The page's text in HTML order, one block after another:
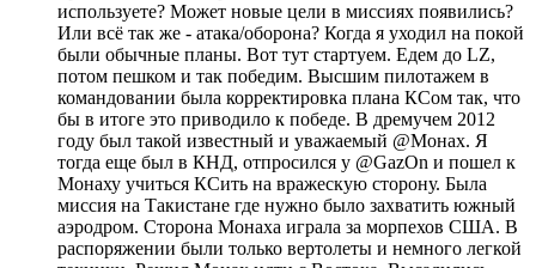
используете? Может новые цели в миссиях появились?
Или всё так же - атака/оборона? Когда я уходил на покой
были обычные планы. Вот тут стартуем. Едем до LZ,
потом пешком и так победим. Высшим пилотажем в
командовании была корректировка плана КСом так, что
бы в итоге это приводило к победе. В дремучем 2012
году был такой известный и уважаемый @Монах. Я
тогда еще был в КНД, отпросился у @GazOn и пошел к
Монаху учиться КСить на вражескую сторону. Была
миссия на Такистане где нужно было захватить южный
аэродром. Сторона Монаха играла за морпехов США. В
распоряжении были только вертолеты и немного легкой